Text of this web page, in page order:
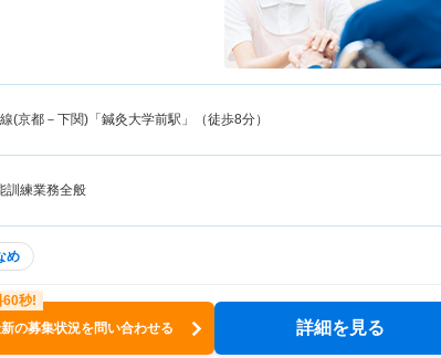
(京都－下関)「鍼灸大学前駅」（徒歩8分）
訓練業務全般
め
の募集状況を問い合わせる 詳細を見る